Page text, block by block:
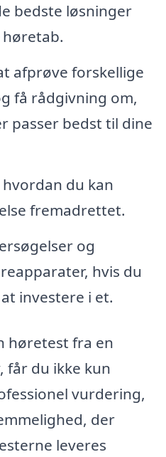
bedste løsninger
afprøve forskellige
få rådgivning om,
passer bedst til dine
du kan
fremadrettet.
og
hvis du
investere i et.
høretest fra en
får du ikke kun
vurdering,
der
leveres